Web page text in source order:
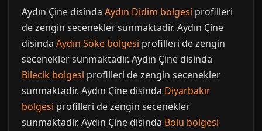
Aydın Çine disinda Aydın Didim bolgesi profilleri
de zengin secenekler sunmaktadir. Aydın Çine
disinda Aydın Söke bolgesi profilleri de zengin
secenekler sunmaktadir. Aydın Çine disinda
Bilecik bolgesi profilleri de zengin secenekler
sunmaktadir. Aydın Çine disinda Diyarbakır
bolgesi profilleri de zengin secenekler
sunmaktadir. Aydın Çine disinda Bolu bolgesi